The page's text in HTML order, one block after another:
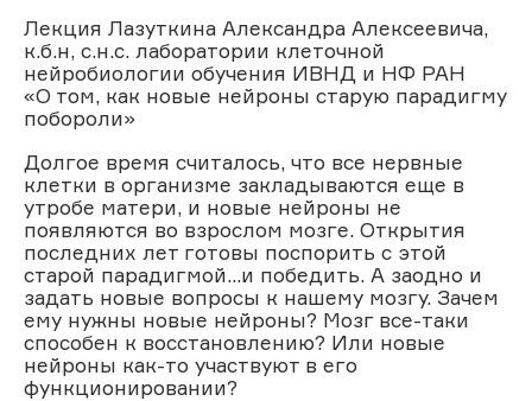
Лекция Лазуткина Александра Алексеевича,
к.б.н, с.н.с. лаборатории клеточной
нейробиологии обучения ИВНД и НФ РАН
«О том, как новые нейроны старую парадигму
побороли»
Долгое время считалось, что все нервные
клетки в организме закладываются еще в
утробе матери, и новые нейроны не
появляются во взрослом мозге. Открытия
последних лет готовы поспорить с этой
старой парадигмой...и победить. А заодно и
задать новые вопросы к нашему мозгу. Зачем
ему нужны новые нейроны? Мозг все-таки
способен к восстановлению? Или новые
нейроны как-то участвуют в его
функционировании?